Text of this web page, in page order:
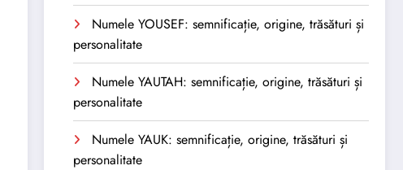
Numele YOUSEF: semnificație, origine, trăsături și
personalitate
Numele YAUTAH: semnificație, origine, trăsături și
personalitate
Numele YAUK: semnificație, origine, trăsături și
personalitate